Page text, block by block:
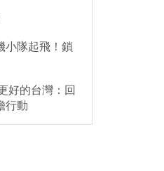
小隊起飛！鎖
好的台灣：回
行動